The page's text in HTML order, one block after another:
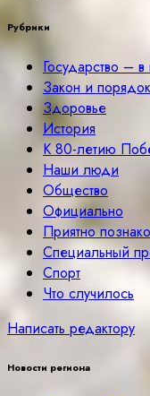
Рубрики
Государство –
Закон и порядок
Здоровье
История
К 80-летию
Наши люди
Общество
Официально
Приятно
Специальный
Спорт
Что случилось
Написать редактору
Новости региона